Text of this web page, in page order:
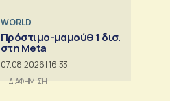
WORLD
Πρόστιμο-μαμούθ 1 δισ.
στη Meta
07.08.2026 | 16:33